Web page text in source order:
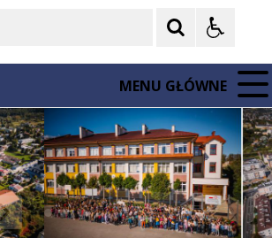
MENU GŁÓWNE
ElementElement